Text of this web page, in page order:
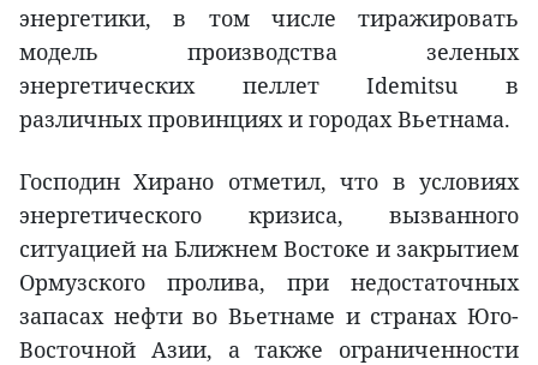
энергетики, в том числе тиражировать
модель производства зеленых
энергетических пеллет Idemitsu в
различных провинциях и городах Вьетнама.
Господин Хирано отметил, что в условиях
энергетического кризиса, вызванного
ситуацией на Ближнем Востоке и закрытием
Ормузского пролива, при недостаточных
запасах нефти во Вьетнаме и странах Юго-
Восточной Азии, а также ограниченности